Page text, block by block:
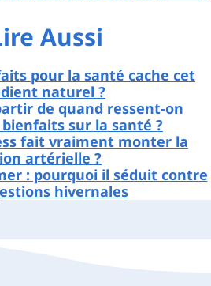
Aussi
pour la santé cache cet
naturel ?
de quand ressent-on
sur la santé ?
fait vraiment monter la
artérielle ?
: pourquoi il séduit contre
hivernales